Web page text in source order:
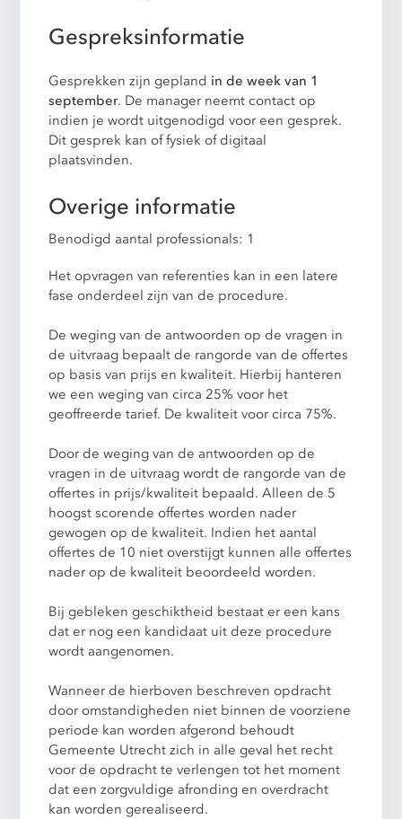
Gespreksinformatie
Gesprekken zijn gepland in de week van 1
september. De manager neemt contact op
indien je wordt uitgenodigd voor een gesprek.
Dit gesprek kan of fysiek of digitaal
plaatsvinden.
Overige informatie
Benodigd aantal professionals: 1
Het opvragen van referenties kan in een latere
fase onderdeel zijn van de procedure.
De weging van de antwoorden op de vragen in
de uitvraag bepaalt de rangorde van de offertes
op basis van prijs en kwaliteit. Hierbij hanteren
we een weging van circa 25% voor het
geoffreerde tarief. De kwaliteit voor circa 75%.
Door de weging van de antwoorden op de
vragen in de uitvraag wordt de rangorde van de
offertes in prijs/kwaliteit bepaald. Alleen de 5
hoogst scorende offertes worden nader
gewogen op de kwaliteit. Indien het aantal
offertes de 10 niet overstijgt kunnen alle offertes
nader op de kwaliteit beoordeeld worden.
Bij gebleken geschiktheid bestaat er een kans
dat er nog een kandidaat uit deze procedure
wordt aangenomen.
Wanneer de hierboven beschreven opdracht
door omstandigheden niet binnen de voorziene
periode kan worden afgerond behoudt
Gemeente Utrecht zich in alle geval het recht
voor de opdracht te verlengen tot het moment
dat een zorgvuldige afronding en overdracht
kan worden gerealiseerd.